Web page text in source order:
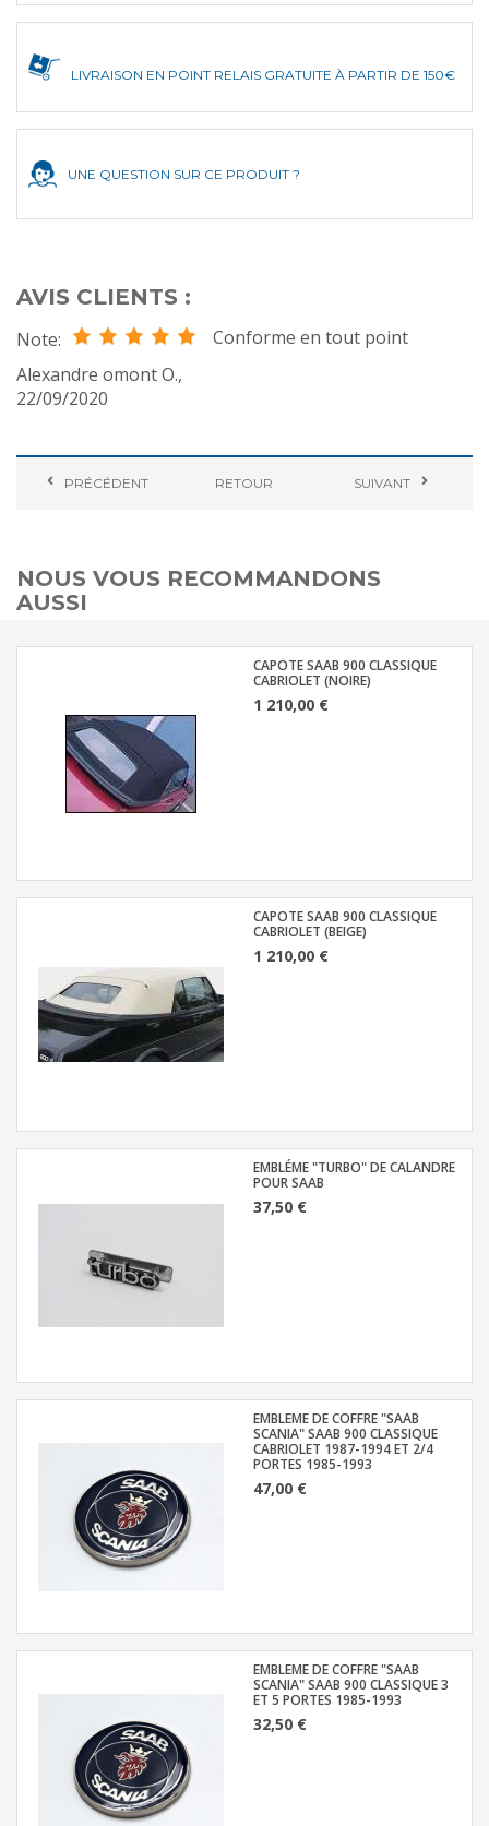
LIVRAISON EN POINT RELAIS GRATUITE À PARTIR DE 150€
UNE QUESTION SUR CE PRODUIT ?
AVIS CLIENTS :
Note:
Alexandre omont O.,
22/09/2020
Conforme en tout point
PRÉCÉDENT RETOUR SUIVANT
NOUS VOUS RECOMMANDONS
AUSSI
CAPOTE SAAB 900 CLASSIQUE
CABRIOLET (NOIRE)
1 210,00 €
CAPOTE SAAB 900 CLASSIQUE
CABRIOLET (BEIGE)
1 210,00 €
EMBLÉME "TURBO" DE CALANDRE
POUR SAAB
37,50 €
EMBLEME DE COFFRE "SAAB
SCANIA" SAAB 900 CLASSIQUE
CABRIOLET 1987-1994 ET 2/4
PORTES 1985-1993
47,00 €
EMBLEME DE COFFRE "SAAB
SCANIA" SAAB 900 CLASSIQUE 3
ET 5 PORTES 1985-1993
32,50 €